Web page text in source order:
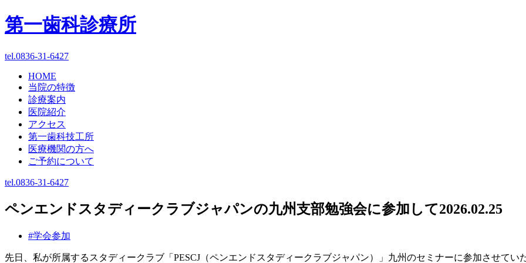
第一歯科診療所
tel.0836-31-6427
HOME
当院の特徴
診療案内
医院紹介
アクセス
第一歯科技工所
医療機関の方へ
ご予約について
tel.0836-31-6427
ペンエンドスタディークラブジャパンの九州支部勉強会に参加して2026.02.25
#学会参加
先日、私が所属するスタディークラブ「PESCJ（ペンエンドスタディークラブジャパン）」九州のセミナーに参加させてい